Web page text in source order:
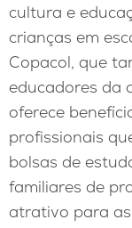
cultura e
crianças em
Copacol, que
educadores da
oferece
profissionais
bolsas de
familiares de
atrativo para